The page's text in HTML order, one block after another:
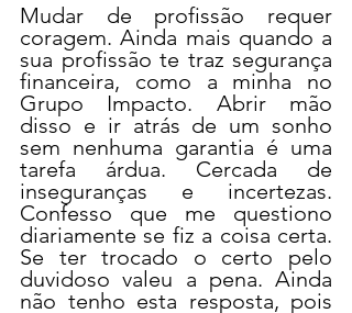
Mudar de profissão requer
coragem. Ainda mais quando a
sua profissão te traz segurança
financeira, como a minha no
Grupo Impacto. Abrir mão
disso e ir atrás de um sonho
sem nenhuma garantia é uma
tarefa árdua. Cercada de
inseguranças e incertezas.
Confesso que me questiono
diariamente se fiz a coisa certa.
Se ter trocado o certo pelo
duvidoso valeu a pena. Ainda
não tenho esta resposta, pois